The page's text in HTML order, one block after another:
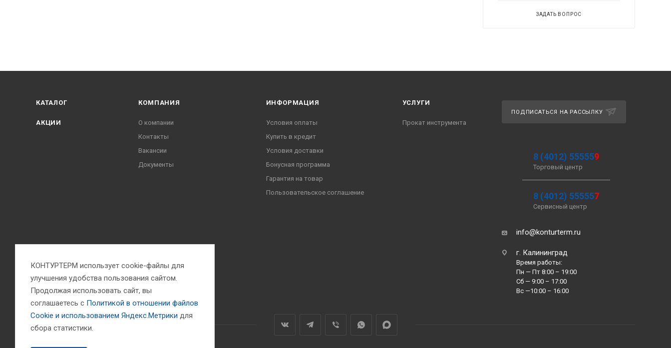
ЗАДАТЬ ВОПРОС
КАТАЛОГ
АКЦИИ
КОМПАНИЯ
О компании
Контакты
Вакансии
Документы
ИНФОРМАЦИЯ
Условия оплаты
Купить в кредит
Условия доставки
Бонусная программа
Гарантия на товар
Пользовательское соглашение
УСЛУГИ
Прокат инструмента
ПОДПИСАТЬСЯ НА РАССЫЛКУ
8 (4012) 555559
Торговый центр
8 (4012) 555557
Сервисный центр
info@konturterm.ru
г. Калининград
Время работы:
Пн — Пт 8:00 – 19:00
Сб — 9:00 – 17:00
Вс —10:00 – 16:00
КОНТУРТЕРМ использует cookie-файлы для
улучшения удобства пользования сайтом.
Продолжая использовать сайт, вы
соглашаетесь с Политикой в отношении файлов
Сookie и использованием Яндекс.Метрики для
сбора статистики.